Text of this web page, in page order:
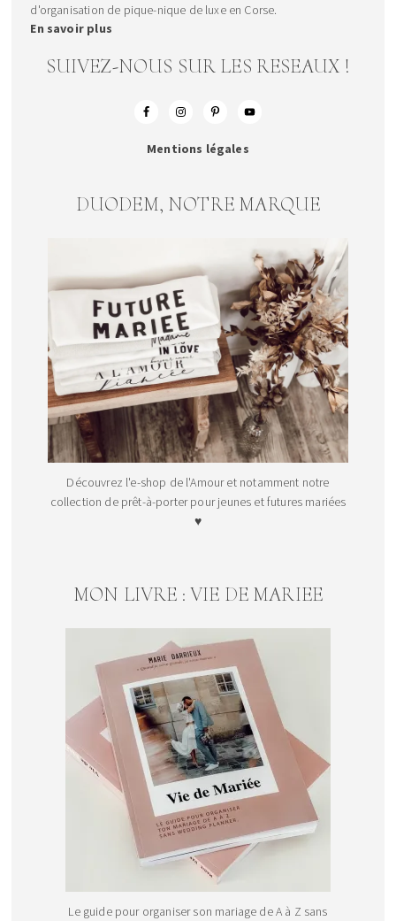
d'organisation de pique-nique de luxe en Corse.
En savoir plus
SUIVEZ-NOUS SUR LES RESEAUX !
Mentions légales
DUODEM, NOTRE MARQUE
Découvrez l'e-shop de l'Amour et notamment notre
collection de prêt-à-porter pour jeunes et futures mariées
♥
MON LIVRE : VIE DE MARIEE
Le guide pour organiser son mariage de A à Z sans